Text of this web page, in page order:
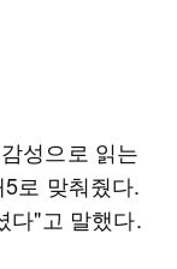
성으로 읽는
로 맞춰줬다.
다"고 말했다.